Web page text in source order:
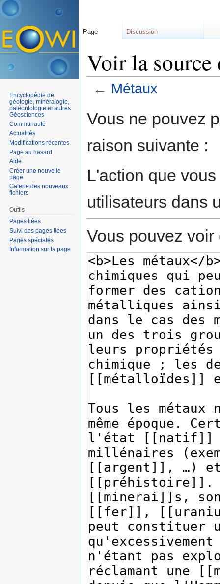
Voir la source
← Métaux
Vous ne pouvez
raison suivante :
L'action que
utilisateurs dans
Vous pouvez
Page Discussion
Encyclopédie de
géologie, minéralogie,
paléontologie et autres
Géosciences
Communauté
Actualités
Modifications récentes
Page au hasard
Aide
Créer une nouvelle
page
Galerie des nouveaux
fichiers
Outils
Pages liées
Suivi des pages liées
Pages spéciales
Information sur la page